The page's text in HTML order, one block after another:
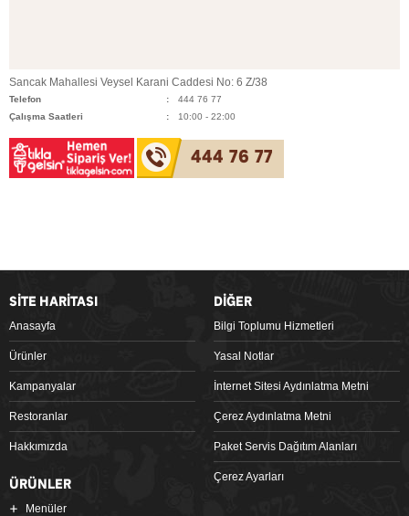
Sancak Mahallesi Veysel Karani Caddesi No: 6 Z/38
Telefon
444 76 77
Çalışma Saatleri
10:00 - 22:00
444 76 77
SİTE HARİTASI
Anasayfa
Ürünler
Kampanyalar
Restoranlar
Hakkımızda
DİĞER
Bilgi Toplumu Hizmetleri
Yasal Notlar
İnternet Sitesi Aydınlatma Metni
Çerez Aydınlatma Metni
Paket Servis Dağıtım Alanları
Çerez Ayarları
ÜRÜNLER
Menüler